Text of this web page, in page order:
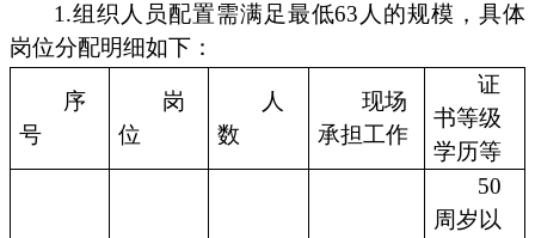
1.组织人员配置需满足最低63人的规模，具体
岗位分配明细如下：
序
号
岗
位
人
数
现场
承担工作
证
书等级
学历等
50
周岁以